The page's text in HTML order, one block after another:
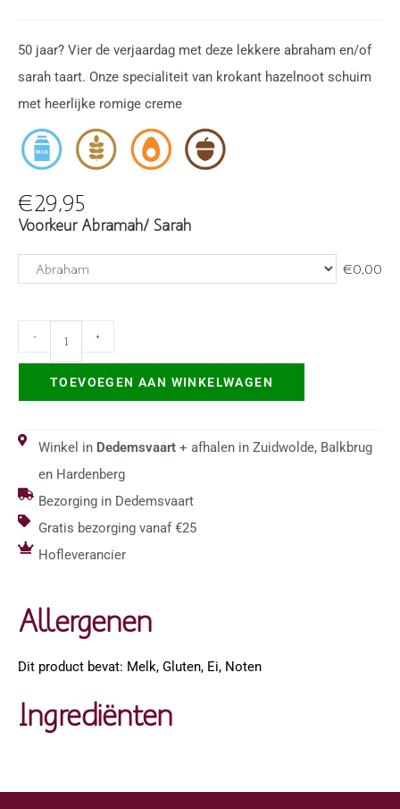
50 jaar? Vier de verjaardag met deze lekkere abraham en/of
sarah taart. Onze specialiteit van krokant hazelnoot schuim
met heerlijke romige creme
€29,95
Voorkeur Abramah/ Sarah
€0,00
- +
TOEVOEGEN AAN WINKELWAGEN
Winkel in Dedemsvaart+ afhalen in Zuidwolde, Balkbrug
en Hardenberg
Bezorging in Dedemsvaart
Gratis bezorging vanaf €25
Hofleverancier
Allergenen
Dit product bevat: Melk, Gluten, Ei, Noten
Ingrediënten